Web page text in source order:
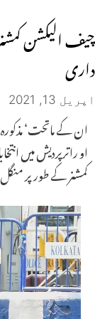
چیف الیکشن
داری
اپریل 13, 2021
ان کے ماتحت‘
کمشنر کے طور پر